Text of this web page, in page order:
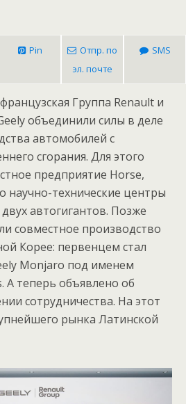
Pin
Отпр. по
эл. почте
SMS
Группа Renault и
объединили силы в деле
автомобилей с
сгорания. Для этого
предприятие Horse,
научно-технические центры
автогигантов. Позже
совместное производство
Корее: первенцем стал
Monjaro под именем
А теперь объявлено об
сотрудничества. На этот
рынка Латинской